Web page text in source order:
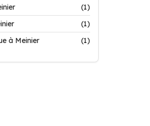
(1)
(1)
à Meinier
(1)